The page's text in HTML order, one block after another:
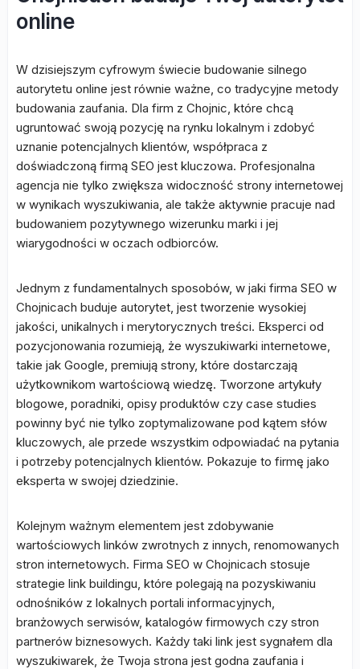
online
W dzisiejszym cyfrowym świecie budowanie silnego
autorytetu online jest równie ważne, co tradycyjne metody
budowania zaufania. Dla firm z Chojnic, które chcą
ugruntować swoją pozycję na rynku lokalnym i zdobyć
uznanie potencjalnych klientów, współpraca z
doświadczoną firmą SEO jest kluczowa. Profesjonalna
agencja nie tylko zwiększa widoczność strony internetowej
w wynikach wyszukiwania, ale także aktywnie pracuje nad
budowaniem pozytywnego wizerunku marki i jej
wiarygodności w oczach odbiorców.
Jednym z fundamentalnych sposobów, w jaki firma SEO w
Chojnicach buduje autorytet, jest tworzenie wysokiej
jakości, unikalnych i merytorycznych treści. Eksperci od
pozycjonowania rozumieją, że wyszukiwarki internetowe,
takie jak Google, premiują strony, które dostarczają
użytkownikom wartościową wiedzę. Tworzone artykuły
blogowe, poradniki, opisy produktów czy case studies
powinny być nie tylko zoptymalizowane pod kątem słów
kluczowych, ale przede wszystkim odpowiadać na pytania
i potrzeby potencjalnych klientów. Pokazuje to firmę jako
eksperta w swojej dziedzinie.
Kolejnym ważnym elementem jest zdobywanie
wartościowych linków zwrotnych z innych, renomowanych
stron internetowych. Firma SEO w Chojnicach stosuje
strategie link buildingu, które polegają na pozyskiwaniu
odnośników z lokalnych portali informacyjnych,
branżowych serwisów, katalogów firmowych czy stron
partnerów biznesowych. Każdy taki link jest sygnałem dla
wyszukiwarek, że Twoja strona jest godna zaufania i